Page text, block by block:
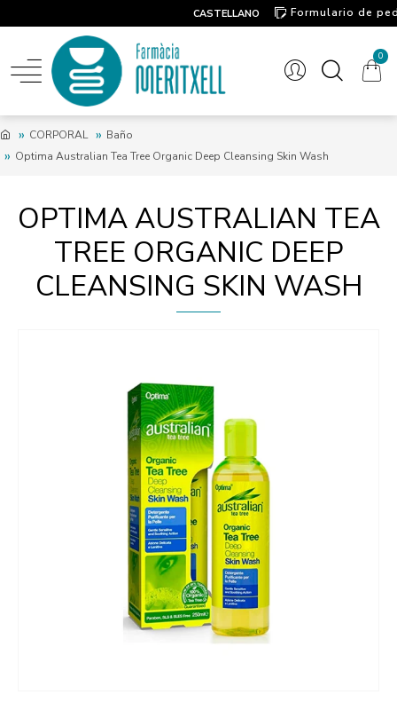
CASTELLANO
Formulario de
0
CORPORAL
Baño
Optima Australian Tea Tree Organic Deep Cleansing Skin Wash
OPTIMA AUSTRALIAN TEA
TREE ORGANIC DEEP
CLEANSING SKIN WASH